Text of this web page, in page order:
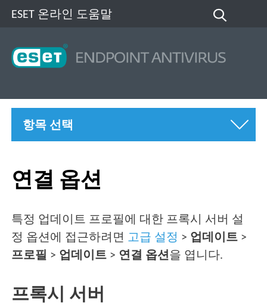
ESET 온라인 도움말
항목 선택
연결 옵션
특정 업데이트 프로필에 대한 프록시 서버 설
정 옵션에 접근하려면 고급 설정 > 업데이트 >
프로필 > 업데이트 > 연결 옵션을 엽니다.
프록시 서버